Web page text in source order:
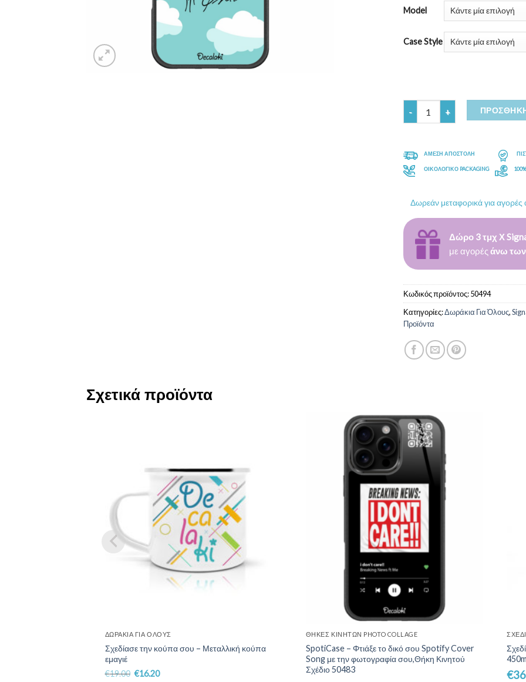
Model
Case Style
Ποσότητα
ΑΜΕΣΗ ΑΠΟΣΤΟΛΗ
ΟΙΚΟΛΟΓΙΚΟ PACKAGING
Δωρεάν μεταφορικά για
Δώρο 3 τμχ Χ
με αγορές άνω
Κωδικός προϊόντος:50494
Κατηγορίες:Δωράκια Για Όλους,
Προϊόντα
Σχετικά προϊόντα
ΔΩΡΆΚΙΑ ΓΙΑ ΌΛΟΥΣ
Σχεδίασε την κούπα σου – Μεταλλική κούπα
εμαγιέ
€19.00 €16.20
ΘΉΚΕΣ ΚΙΝΗΤΏΝ PHOTO COLLAGE
SpotiCase – Φτιάξε το δικό σου Spotify Cover
Song με την φωτογραφία σου,Θήκη Κινητού
Σχέδιο 50483
€